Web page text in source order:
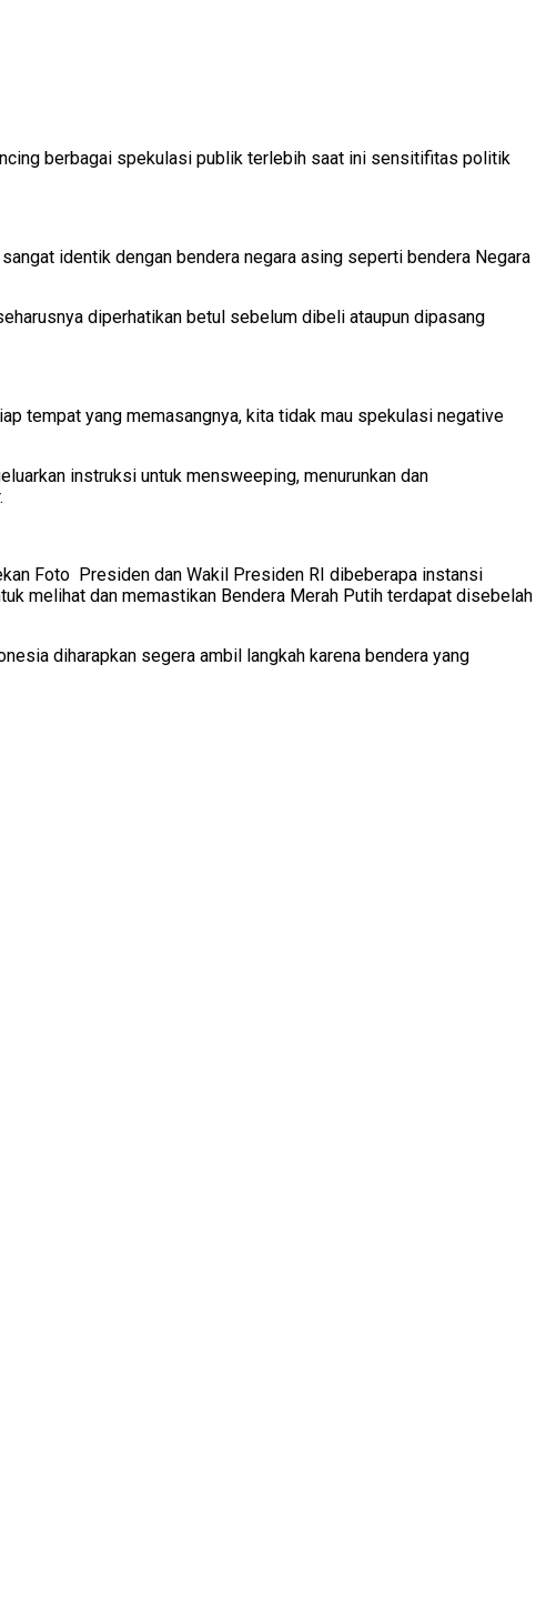
berbagai spekulasi publik terlebih saat ini sensitifitas politik
identik dengan bendera negara asing seperti bendera Negara
diperhatikan betul sebelum dibeli ataupun dipasang
tempat yang memasangnya, kita tidak mau spekulasi negative
instruksi untuk mensweeping, menurunkan dan
Foto Presiden dan Wakil Presiden RI dibeberapa instansi
melihat dan memastikan Bendera Merah Putih terdapat disebelah
diharapkan segera ambil langkah karena bendera yang